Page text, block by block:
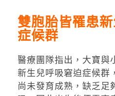
雙胞胎皆罹患
症候群
醫療團隊指出，大寶與
新生兒呼吸窘迫症候群
尚未發育成熟，缺乏足